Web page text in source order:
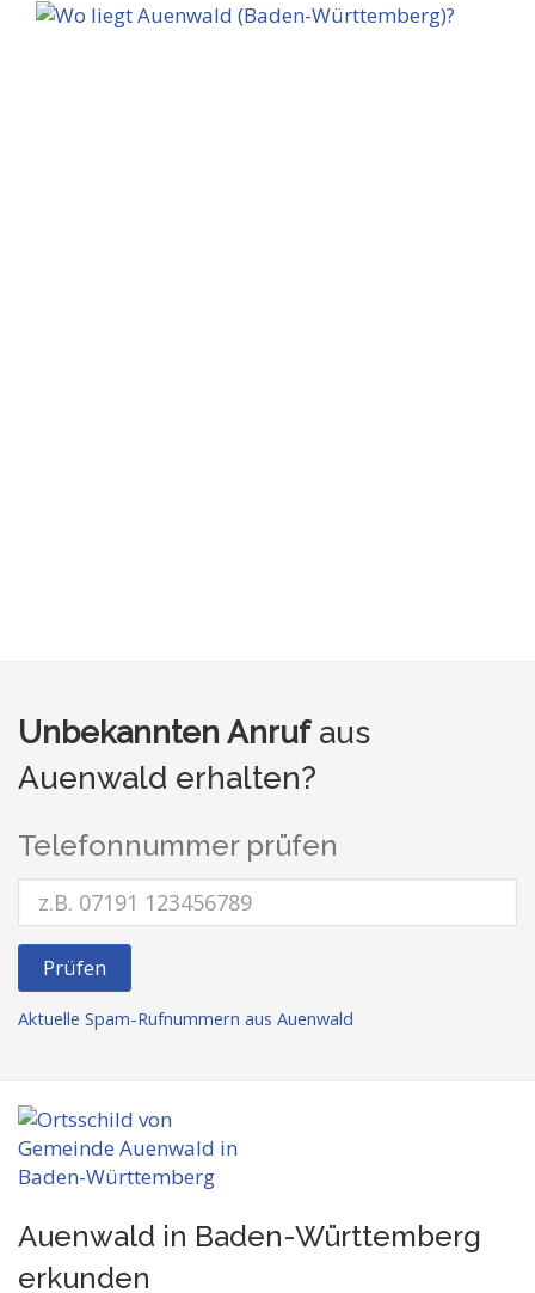
Unbekannten Anrufaus
Auenwald erhalten?
Telefonnummer prüfen
Prüfen
Aktuelle Spam-Rufnummern aus Auenwald
Auenwald in Baden-Württemberg
erkunden